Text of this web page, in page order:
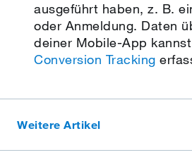
ausgeführt haben, z. B.
oder Anmeldung. Daten
deiner Mobile-App
Conversion Tracking
Weitere Artikel